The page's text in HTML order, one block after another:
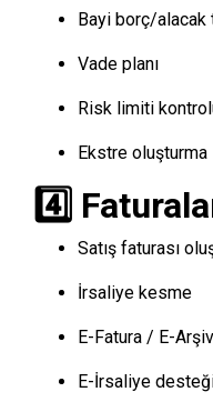
Bayi borç/alacak
Vade planı
Risk limiti
Ekstre oluşturma
4️⃣
Satış faturası
İrsaliye kesme
E-Fatura / E-
E-İrsaliye